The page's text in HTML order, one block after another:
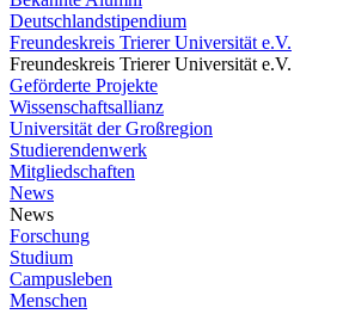
Deutschlandstipendium
Freundeskreis Trierer Universität e.V.
Freundeskreis Trierer Universität e.V.
Geförderte Projekte
Wissenschaftsallianz
Universität der Großregion
Studierendenwerk
Mitgliedschaften
News
News
Forschung
Studium
Campusleben
Menschen